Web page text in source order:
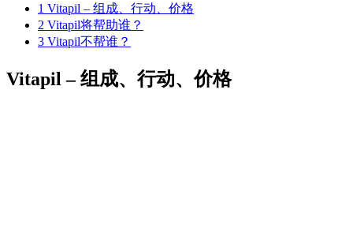
1 Vitapil – 组成、行动、价格
2 Vitapil将帮助谁？
3 Vitapil不帮谁？
Vitapil – 组成、行动、价格